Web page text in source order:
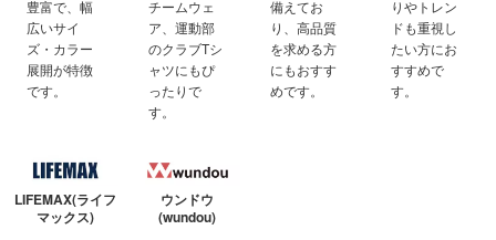
豊富で、幅
広いサイ
ズ・カラー
展開が特徴
です。
チームウェ
ア、運動部
のクラブTシ
ャツにもぴ
ったりで
す。
備えてお
り、高品質
を求める方
にもおすす
めです。
りやトレン
ドも重視し
たい方にお
すすめで
す。
LIFEMAX(ライフ
マックス)
ウンドウ
(wundou)